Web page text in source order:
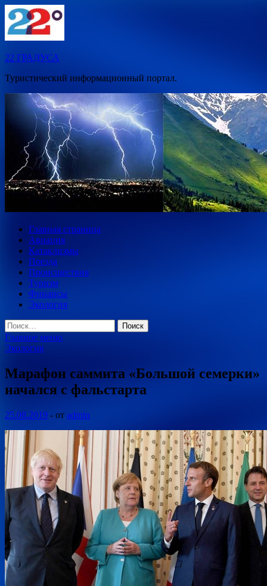
Перейти
к
содержимому
22 ГРАДУСА
Туристический информационный портал.
Главная страница
Авиация
Катаклизмы
Поезда
Происшествия
Туризм
Финансы
Экология
Найти:
Главное меню
Экология
Марафон саммита «Большой семерки»
начался с фальстарта
25.08.2019 - от admin